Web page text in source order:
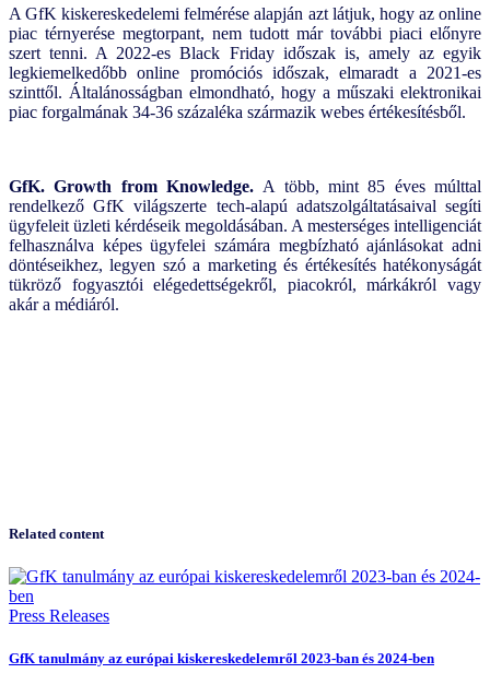
A GfK kiskereskedelemi felmérése alapján azt látjuk, hogy az online
piac térnyerése megtorpant, nem tudott már további piaci előnyre
szert tenni. A 2022-es Black Friday időszak is, amely az egyik
legkiemelkedőbb online promóciós időszak, elmaradt a 2021-es
szinttől. Általánosságban elmondható, hogy a műszaki elektronikai
piac forgalmának 34-36 százaléka származik webes értékesítésből.
GfK. Growth from Knowledge.A több, mint 85 éves múlttal
rendelkező GfK világszerte tech-alapú adatszolgáltatásaival segíti
ügyfeleit üzleti kérdéseik megoldásában. A mesterséges intelligenciát
felhasználva képes ügyfelei számára megbízható ajánlásokat adni
döntéseikhez, legyen szó a marketing és értékesítés hatékonyságát
tükröző fogyasztói elégedettségekről, piacokról, márkákról vagy
akár a médiáról.
Related content
Press Releases
GfK tanulmány az európai kiskereskedelemről 2023-ban és 2024-ben